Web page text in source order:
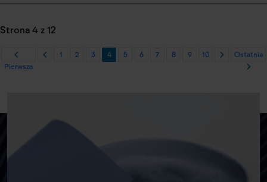
Strona 4 z 12
Pierwsza
1 2 3 4 5 6 7 8 9 10 Ostatnia